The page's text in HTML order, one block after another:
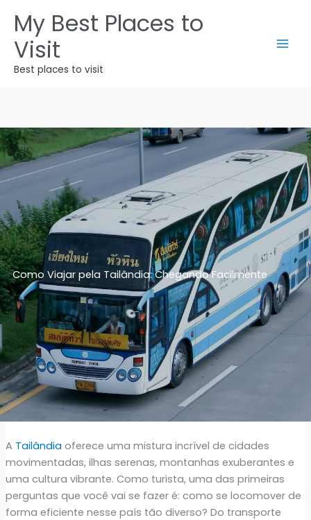
para
conteúdo
My Best Places to
Visit
Best places to visit
Como Viajar pela Tailândia: Chegando Facilmente
A Tailândia oferece uma mistura incrível de cidades
movimentadas, ilhas serenas, montanhas exuberantes e
uma cultura vibrante. Como turista, uma das primeiras
perguntas que você vai se fazer é: como se locomover de
forma eficiente nesse país tão diverso? Do transporte